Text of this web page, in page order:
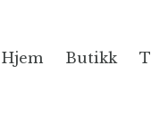
Hjem Butikk